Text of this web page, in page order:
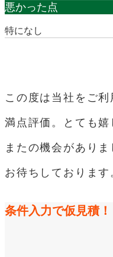
悪かった点
特になし
この度は当社をご
満点評価。とても嬉
またの機会があり
お待ちしております
条件入力で仮見積！